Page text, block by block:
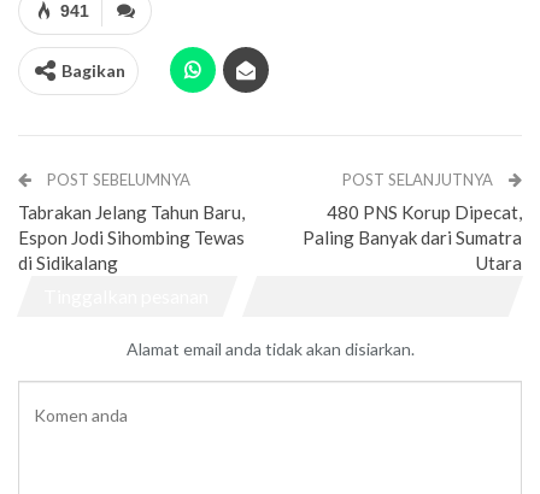
941
Bagikan
POST SEBELUMNYA
Tabrakan Jelang Tahun Baru,
Espon Jodi Sihombing Tewas
di Sidikalang
POST SELANJUTNYA
480 PNS Korup Dipecat,
Paling Banyak dari Sumatra
Utara
Alamat email anda tidak akan disiarkan.